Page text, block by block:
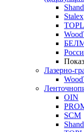
Stalex
Лазерно-
OIN
SCM